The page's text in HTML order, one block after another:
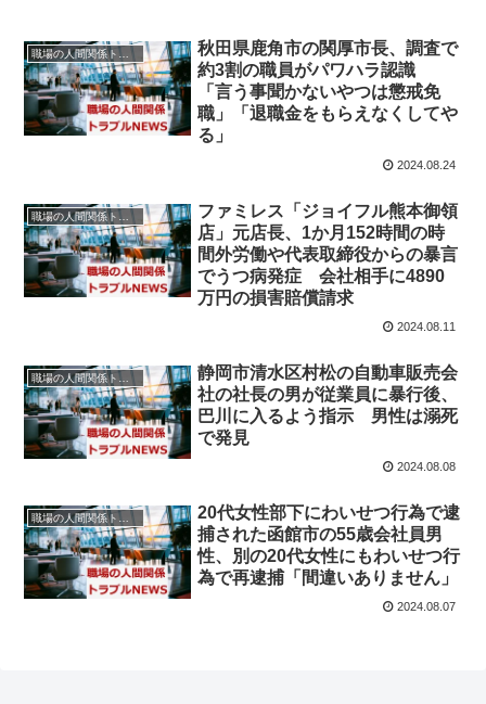
職場の人間関係トラブルニュース
秋田県鹿角市の関厚市長、調査で
約3割の職員がパワハラ認識
「言う事聞かないやつは懲戒免
職」「退職金をもらえなくしてや
る」
2024.08.24
ファミレス「ジョイフル熊本御領
店」元店長、1か月152時間の時
間外労働や代表取締役からの暴言
でうつ病発症 会社相手に4890
万円の損害賠償請求
2024.08.11
静岡市清水区村松の自動車販売会
社の社長の男が従業員に暴行後、
巴川に入るよう指示 男性は溺死
で発見
2024.08.08
20代女性部下にわいせつ行為で逮
捕された函館市の55歳会社員男
性、別の20代女性にもわいせつ行
為で再逮捕「間違いありません」
2024.08.07